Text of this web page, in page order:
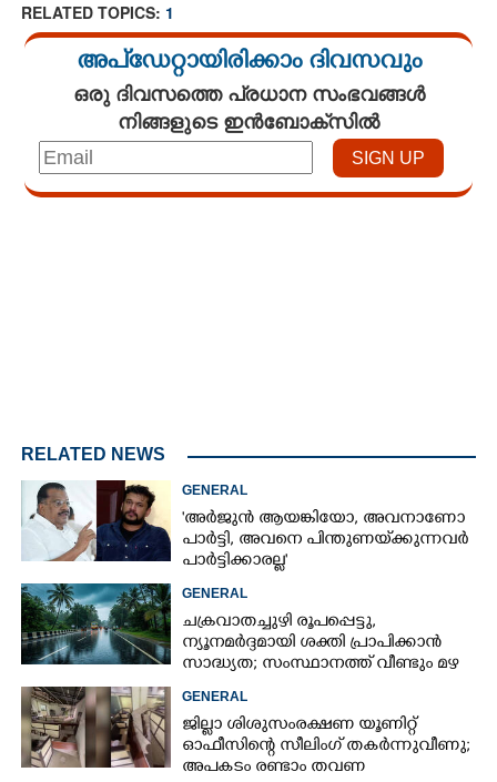
RELATED TOPICS: 1
അപ്ഡേറ്റായിരിക്കാം ദിവസവും
ഒരു ദിവസത്തെ പ്രധാന സംഭവങ്ങൾ
നിങ്ങളുടെ ഇൻബോക്സിൽ
RELATED NEWS
GENERAL
'അർജുൻ ആയങ്കിയോ, അവനാണോ
പാർട്ടി, അവനെ പിന്തുണയ്‌ക്കുന്നവർ
പാർട്ടിക്കാരല്ല'
GENERAL
ചക്രവാതച്ചുഴി രൂപപ്പെട്ടു,
ന്യൂനമർദ്ദമായി ശക്തി പ്രാപിക്കാൻ
സാദ്ധ്യത; സംസ്ഥാനത്ത് വീണ്ടും മഴ
വരുന്നു
GENERAL
ജില്ലാ ശിശുസംരക്ഷണ യൂണിറ്റ്
ഓഫീസിന്റെ സീലിംഗ് തകർന്നുവീണു;
അപകടം രണ്ടാം തവണ